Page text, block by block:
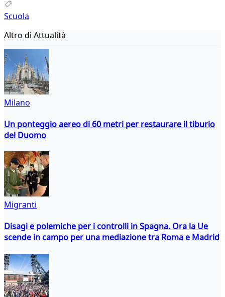
Scuola
Altro di Attualità
Milano
Un ponteggio aereo di 60 metri per restaurare il tiburio
del Duomo
Migranti
Disagi e polemiche per i controlli in Spagna. Ora la Ue
scende in campo per una mediazione tra Roma e Madrid